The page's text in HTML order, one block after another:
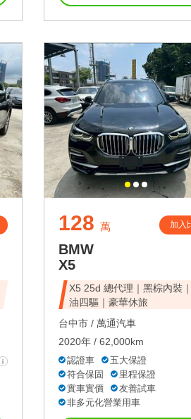
128 萬 加入
BMW
X5
X5 25d 總代理｜黑棕內裝
油四驅｜豪華休旅
台中市 / 萬通汽車
2020年 / 62,000km
認證車
五大保證
符合保固
里程保證
實車實價
友善試車
非多元化營業用車